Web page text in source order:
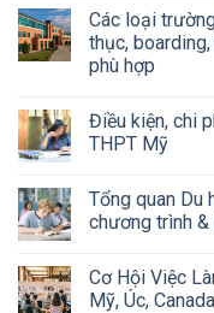
Các loại
thục,
phù hợp
Điều kiện, chi
THPT Mỹ
Tổng quan Du
chương trình
Cơ Hội Việc
Mỹ, Úc,